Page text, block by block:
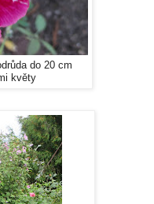
do 20 cm
květy